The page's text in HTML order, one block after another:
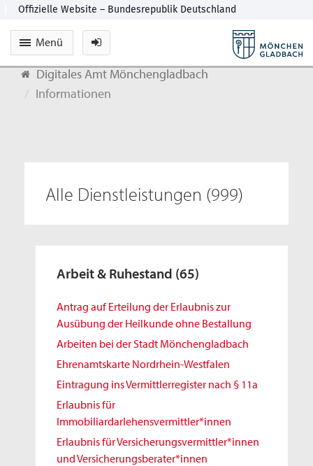
Menü
Digitales Amt Mönchengladbach
Informationen
Alle Dienstleistungen (999)
Arbeit & Ruhestand (65)
Antrag auf Erteilung der Erlaubnis zur
Ausübung der Heilkunde ohne Bestallung
Arbeiten bei der Stadt Mönchengladbach
Ehrenamtskarte Nordrhein-Westfalen
Eintragung ins Vermittlerregister nach § 11a
Erlaubnis für
Immobiliardarlehensvermittler*innen
Erlaubnis für Versicherungsvermittler*innen
und Versicherungsberater*innen